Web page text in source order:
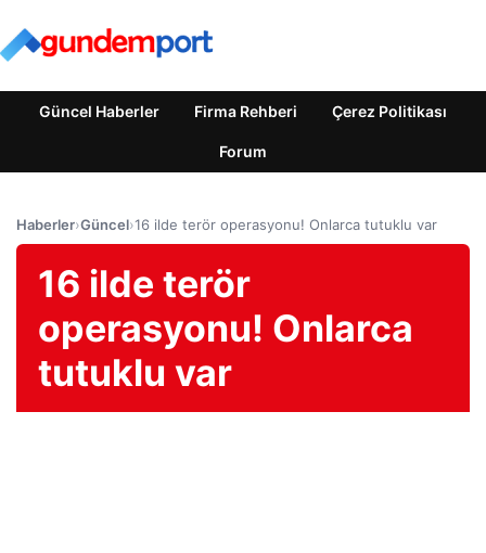
Güncel Haberler Firma Rehberi Çerez Politikası
Forum
Haberler›Güncel›16 ilde terör operasyonu! Onlarca tutuklu var
16 ilde terör
operasyonu! Onlarca
tutuklu var